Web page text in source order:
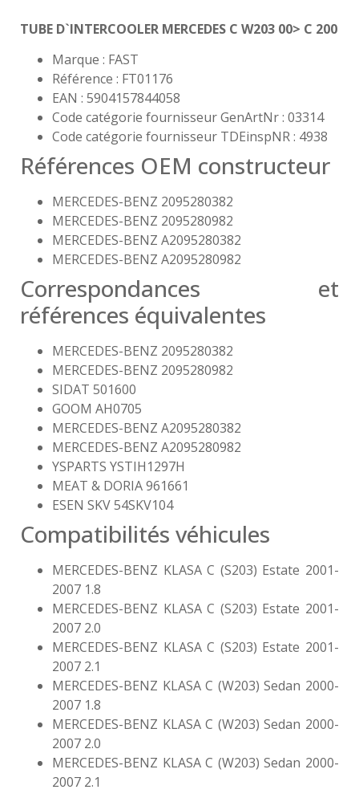
TUBE D`INTERCOOLER MERCEDES C W203 00> C 200
Marque : FAST
Référence : FT01176
EAN : 5904157844058
Code catégorie fournisseur GenArtNr : 03314
Code catégorie fournisseur TDEinspNR : 4938
Références OEM constructeur
MERCEDES-BENZ 2095280382
MERCEDES-BENZ 2095280982
MERCEDES-BENZ A2095280382
MERCEDES-BENZ A2095280982
Correspondances et
références équivalentes
MERCEDES-BENZ 2095280382
MERCEDES-BENZ 2095280982
SIDAT 501600
GOOM AH0705
MERCEDES-BENZ A2095280382
MERCEDES-BENZ A2095280982
YSPARTS YSTIH1297H
MEAT & DORIA 961661
ESEN SKV 54SKV104
Compatibilités véhicules
MERCEDES-BENZ KLASA C (S203) Estate 2001-
2007 1.8
MERCEDES-BENZ KLASA C (S203) Estate 2001-
2007 2.0
MERCEDES-BENZ KLASA C (S203) Estate 2001-
2007 2.1
MERCEDES-BENZ KLASA C (W203) Sedan 2000-
2007 1.8
MERCEDES-BENZ KLASA C (W203) Sedan 2000-
2007 2.0
MERCEDES-BENZ KLASA C (W203) Sedan 2000-
2007 2.1